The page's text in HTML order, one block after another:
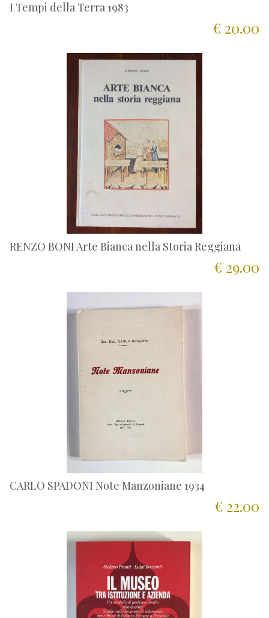
I Tempi della Terra 1983
€ 20.00
RENZO BONI Arte Bianca nella Storia Reggiana
€ 29.00
CARLO SPADONI Note Manzoniane 1934
€ 22.00